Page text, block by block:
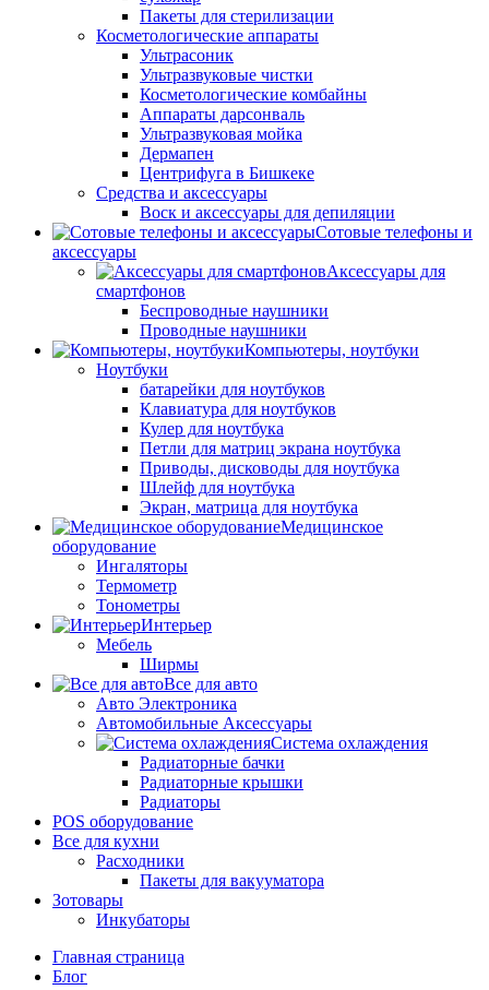
Пакеты для стерилизации
Косметологические аппараты
Ультрасоник
Ультразвуковые чистки
Косметологические комбайны
Аппараты дарсонваль
Ультразвуковая мойка
Дермапен
Центрифуга в Бишкеке
Средства и аксессуары
Воск и аксессуары для депиляции
Сотовые телефоны и
аксессуары
Аксессуары для
смартфонов
Беспроводные наушники
Проводные наушники
Компьютеры, ноутбуки
Ноутбуки
батарейки для ноутбуков
Клавиатура для ноутбуков
Кулер для ноутбука
Петли для матриц экрана ноутбука
Приводы, дисководы для ноутбука
Шлейф для ноутбука
Экран, матрица для ноутбука
Медицинское
оборудование
Ингаляторы
Термометр
Тонометры
Интерьер
Мебель
Ширмы
Все для авто
Авто Электроника
Автомобильные Аксессуары
Система охлаждения
Радиаторные бачки
Радиаторные крышки
Радиаторы
POS оборудование
Все для кухни
Расходники
Пакеты для вакууматора
Зотовары
Инкубаторы
Главная страница
Блог